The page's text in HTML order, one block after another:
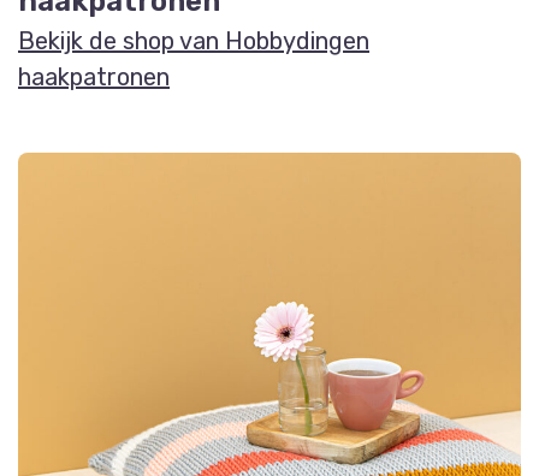
Bekijk de shop van Hobbydingen
haakpatronen